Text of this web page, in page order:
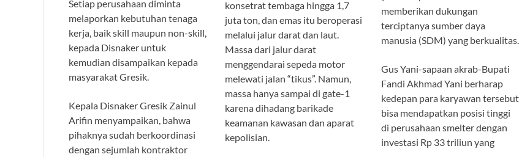
Setiap perusahaan diminta
melaporkan kebutuhan tenaga
kerja, baik skill maupun non-skill,
kepada Disnaker untuk
kemudian disampaikan kepada
masyarakat Gresik.
Kepala Disnaker Gresik Zainul
Arifin menyampaikan, bahwa
pihaknya sudah berkoordinasi
dengan sejumlah kontraktor
konsetrat tembaga hingga 1,7
juta ton, dan emas itu beroperasi
melalui jalur darat dan laut.
Massa dari jalur darat
menggendarai sepeda motor
melewati jalan “tikus”. Namun,
massa hanya sampai di gate-1
karena dihadang barikade
keamanan kawasan dan aparat
kepolisian.
memberikan dukungan
terciptanya sumber daya
manusia (SDM) yang berkualitas.
Gus Yani-sapaan akrab-Bupati
Fandi Akhmad Yani berharap
kedepan para karyawan tersebut
bisa mendapatkan posisi tinggi
di perusahaan smelter dengan
investasi Rp 33 triliun yang